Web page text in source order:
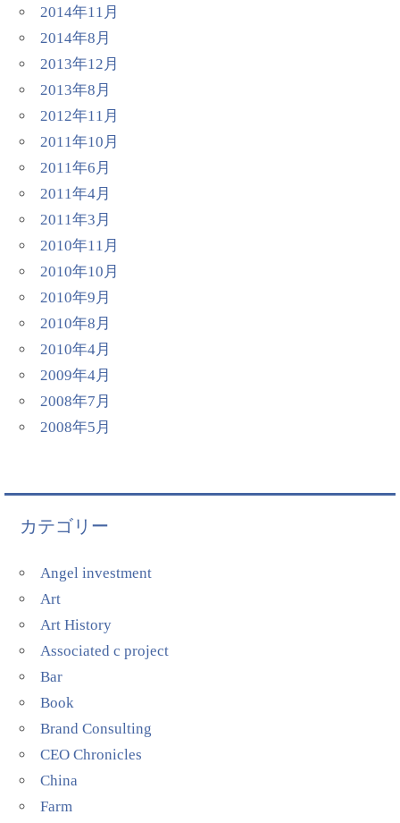
2014年11月
2014年8月
2013年12月
2013年8月
2012年11月
2011年10月
2011年6月
2011年4月
2011年3月
2010年11月
2010年10月
2010年9月
2010年8月
2010年4月
2009年4月
2008年7月
2008年5月
カテゴリー
Angel investment
Art
Art History
Associated c project
Bar
Book
Brand Consulting
CEO Chronicles
China
Farm